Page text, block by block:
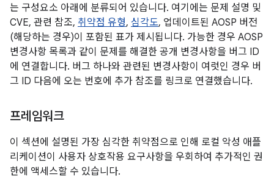
는 구성요소 아래에 분류되어 있습니다. 여기에는 문제 설명 및
CVE, 관련 참조, 취약점 유형, 심각도, 업데이트된 AOSP 버전
(해당하는 경우)이 포함된 표가 제시됩니다. 가능한 경우 AOSP
변경사항 목록과 같이 문제를 해결한 공개 변경사항을 버그 ID
에 연결합니다. 버그 하나와 관련된 변경사항이 여럿인 경우 버
그 ID 다음에 오는 번호에 추가 참조를 링크로 연결했습니다.
프레임워크
이 섹션에 설명된 가장 심각한 취약점으로 인해 로컬 악성 애플
리케이션이 사용자 상호작용 요구사항을 우회하여 추가적인 권
한에 액세스할 수 있습니다.